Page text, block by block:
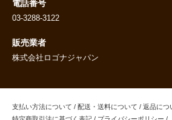
電話番号
03-3288-3122
販売業者
株式会社ロゴナジャパン
支払い方法について / 配送・送料について / 返品につ